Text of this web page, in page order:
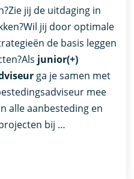
jij de uitdaging in
jij door optimale
de basis leggen
junior(+)
ga je samen met
mee
alle aanbesteding en
bij …